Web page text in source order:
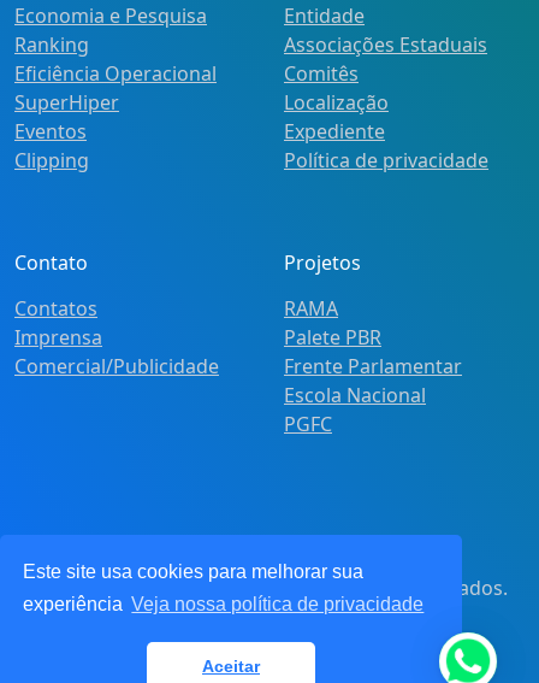
Este site usa cookies para melhorar sua
experiência Veja nossa política de privacidade
Aceitar
Economia e Pesquisa
Ranking
Eficiência Operacional
SuperHiper
Eventos
Clipping
Entidade
Associações Estaduais
Comitês
Localização
Expediente
Política de privacidade
Contato
Contatos
Imprensa
Comercial/Publicidade
Projetos
RAMA
Palete PBR
Frente Parlamentar
Escola Nacional
PGFC
Pot&Pracy
. Todos os direitos reservados.
CNPJ: 62.360.268.0001/91